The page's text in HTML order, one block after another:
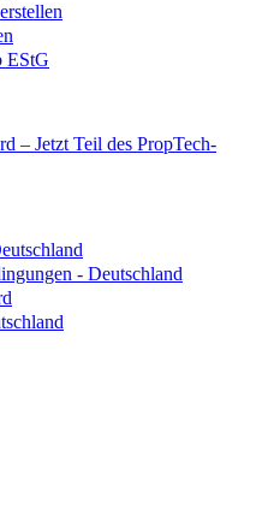
EStG
– Jetzt Teil des PropTech-
- Deutschland